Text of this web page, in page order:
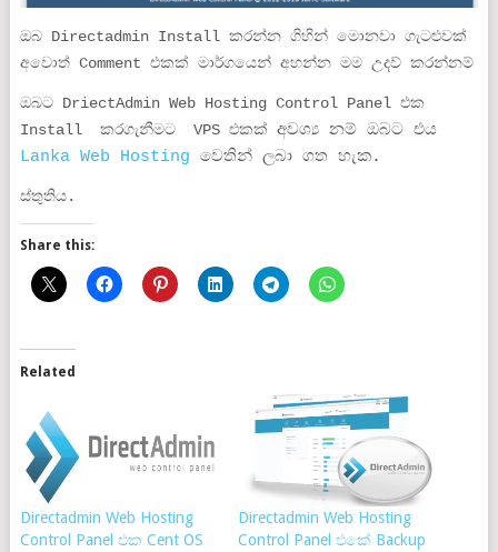
ඔබ Directadmin Install කරන්න ගිහින් මොනවා ගැටළුවක්
අවොත් Comment එකක් මාර්ගයෙන් අහන්න මම උදව් කරන්නම්
ඔබට DriectAdmin Web Hosting Control Panel එක
Install කරගැනීමට VPS එකක් අවශ්‍ය නම් ඔබට එය
Lanka Web Hosting වෙතින් ලබා ගත හැක.
ස්තුතිය.
Share this:
Related
Directadmin Web Hosting
Control Panel එක Cent OS
Directadmin Web Hosting
Control Panel එකේ Backup